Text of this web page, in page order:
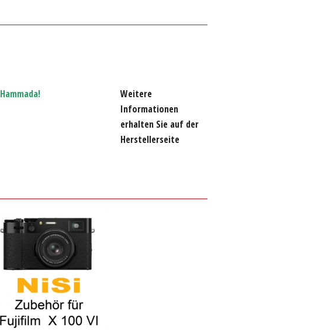
Hammada!
Weitere
Informationen
erhalten Sie auf der
Herstellerseite